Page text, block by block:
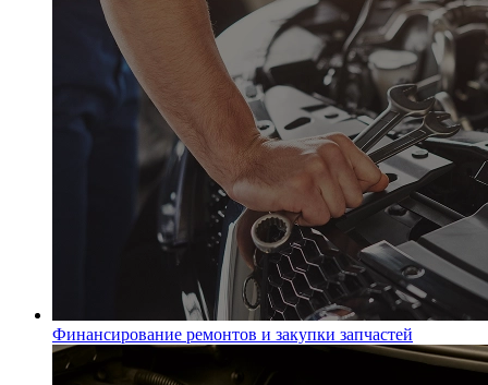
Финансирование ремонтов и закупки запчастей